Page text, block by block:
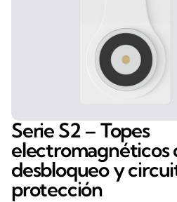
Serie S2 – Topes
electromagnéticos
desbloqueo y
protección